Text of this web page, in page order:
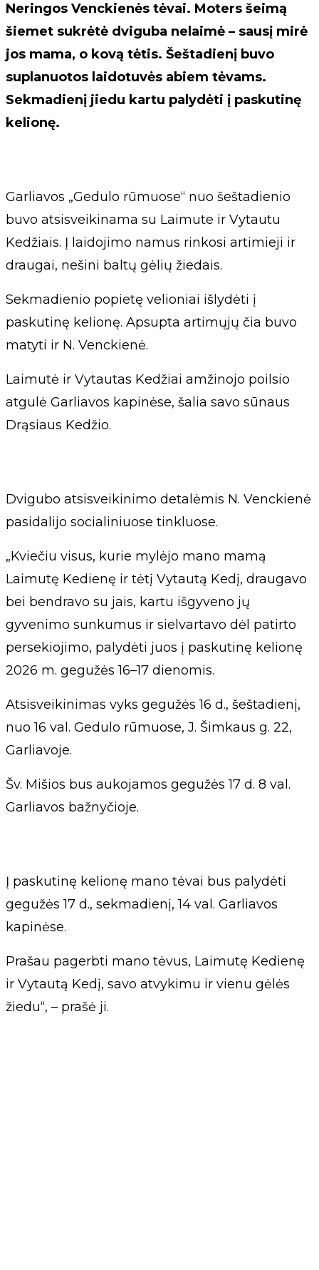
Neringos Venckienės tėvai. Moters šeimą
šiemet sukrėtė dviguba nelaimė – sausį mirė
jos mama, o kovą tėtis. Šeštadienį buvo
suplanuotos laidotuvės abiem tėvams.
Sekmadienį jiedu kartu palydėti į paskutinę
kelionę.
Garliavos „Gedulo rūmuose“ nuo šeštadienio
buvo atsisveikinama su Laimute ir Vytautu
Kedžiais. Į laidojimo namus rinkosi artimieji ir
draugai, nešini baltų gėlių žiedais.
Sekmadienio popietę velioniai išlydėti į
paskutinę kelionę. Apsupta artimųjų čia buvo
matyti ir N. Venckienė.
Laimutė ir Vytautas Kedžiai amžinojo poilsio
atgulė Garliavos kapinėse, šalia savo sūnaus
Drąsiaus Kedžio.
Dvigubo atsisveikinimo detalėmis N. Venckienė
pasidalijo socialiniuose tinkluose.
„Kviečiu visus, kurie mylėjo mano mamą
Laimutę Kedienę ir tėtį Vytautą Kedį, draugavo
bei bendravo su jais, kartu išgyveno jų
gyvenimo sunkumus ir sielvartavo dėl patirto
persekiojimo, palydėti juos į paskutinę kelionę
2026 m. gegužės 16–17 dienomis.
Atsisveikinimas vyks gegužės 16 d., šeštadienį,
nuo 16 val. Gedulo rūmuose, J. Šimkaus g. 22,
Garliavoje.
Šv. Mišios bus aukojamos gegužės 17 d. 8 val.
Garliavos bažnyčioje.
Į paskutinę kelionę mano tėvai bus palydėti
gegužės 17 d., sekmadienį, 14 val. Garliavos
kapinėse.
Prašau pagerbti mano tėvus, Laimutę Kedienę
ir Vytautą Kedį, savo atvykimu ir vienu gėlės
žiedu“, – prašė ji.